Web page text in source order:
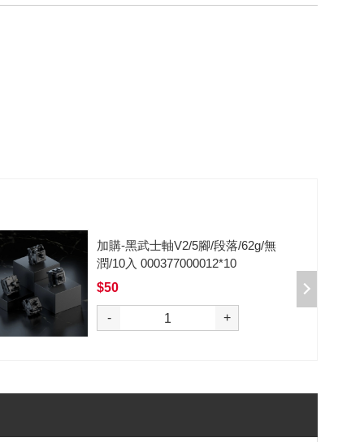
加購-剪刀石頭布猜拳鍵帽一盒四
入000385000289
$199
- +